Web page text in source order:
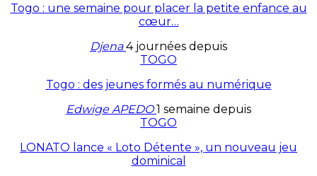
Togo : une semaine pour placer la petite enfance au
cœur…
Djena4 journées depuis
TOGO
Togo : des jeunes formés au numérique
Edwige APEDO1 semaine depuis
TOGO
LONATO lance « Loto Détente », un nouveau jeu
dominical